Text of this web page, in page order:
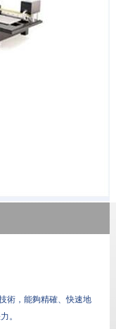
術，能夠精確、快速地
。